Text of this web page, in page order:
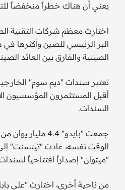
يعني أن هناك خطراً منخفضاً
اختارت معظم شركات التقنية
البر الرئيسي للصين وأكثرها
الصينية والفارق بين العائد
تعتبر سندات "ديم سوم"
أقبل المستثمرون المؤسسيون
السندات.
الوقت نفسه، عادت "تينسنت"
"ميتوان" إصداراً افتتاحياً